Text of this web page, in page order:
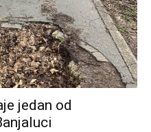
jedan od